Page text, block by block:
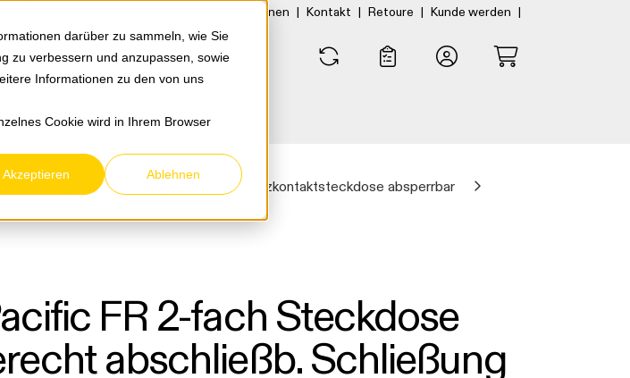
darüber zu sammeln, wie Sie
zu verbessern und anzupassen, sowie
Informationen zu den von uns
Cookie wird in Ihrem Browser
Akzeptieren Ablehnen
Ihre Ansprechpartner:innen | Kontakt | Retoure | Kunde werden |
Karriere Über eltric
AP-Programm Pacific grau
Schutzkontaktsteckdose absperrbar
FR 2-fach Steckdose
abschließb. Schließung